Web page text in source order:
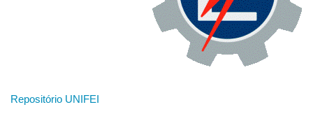
Repositório UNIFEI